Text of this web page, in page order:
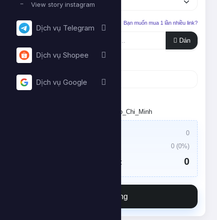
View story instagram
Dịch vụ Telegram
Dịch vụ Shopee
Dịch vụ Google
Liên kết cần tăng Bạn muốn mua 1 lần nhiều link?
Dán
Số lượng
Đặt lịch chạy. Múi giờ: Asia/Ho_Chi_Minh
0
0 (0%)
Tổng tiền cần thanh toán: 0
Đặt hàng